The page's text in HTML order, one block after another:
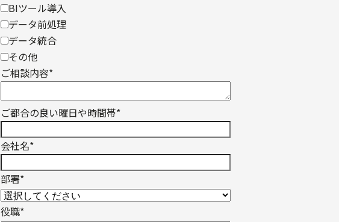
BIツール導入
データ前処理
データ統合
その他
ご相談内容*
ご都合の良い曜日や時間帯*
会社名*
部署*
役職*